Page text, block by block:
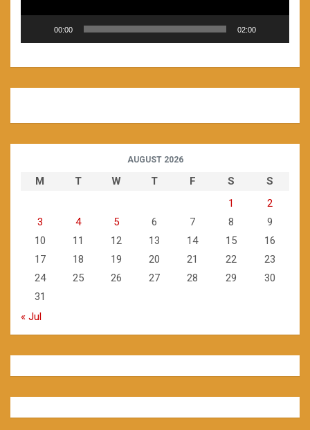
00:00 02:00
AUGUST 2026
M T W T F S
S
1
2
3
4 5 6 7 8
9
10
11 12 13 14 15
16
17
18 19 20 21 22
23
24
25 26 27 28 29
30
31
« Jul